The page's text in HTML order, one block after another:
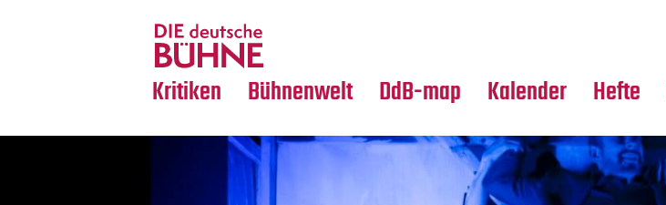
Kritiken
Crossover
Bühnenwelt
Medientipps
DdB-map Kalender Hefte